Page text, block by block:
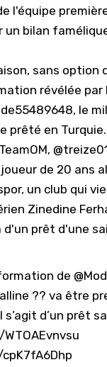
l'équipe
un bilan
sans option
révélée
, le
prêté en
de 20 ans
un club qui
Zinedine
d'un prêt d'une
de
?? va être
d’un prêt